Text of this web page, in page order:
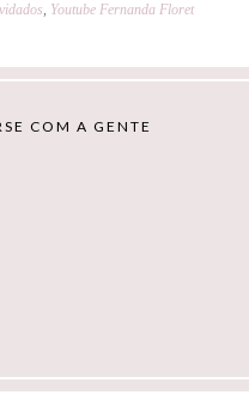
, Youtube Fernanda Floret
COM A GENTE